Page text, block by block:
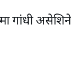
गांधी